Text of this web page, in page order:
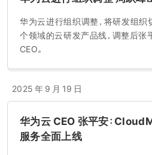
华为云进行组织调整，将研发组织
个领域的云研发产品线，调整后张
CEO。
2025 年 9 月 19 日
华为云 CEO 张平安：
服务全面上线